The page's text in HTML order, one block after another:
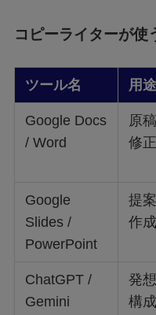
コピーライターが使
ツール名 用途
Google Docs
/ Word
原
修正
Google
Slides /
PowerPoint
提
作成
ChatGPT /
Gemini
発
構